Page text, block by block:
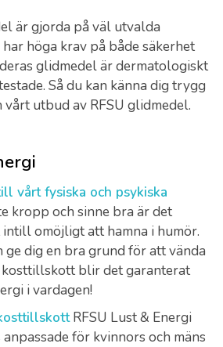
är gjorda på väl utvalda
har höga krav på både säkerhet
glidmedel är dermatologiskt
Så du kan känna dig trygg
utbud av RFSU glidmedel.
vårt fysiska och psykiska
kropp och sinne bra är det
intill omöjligt att hamna i humör.
ge dig en bra grund för att vända
kosttillskott blir det garanterat
i vardagen!
RFSU Lust & Energi
för kvinnors och mäns